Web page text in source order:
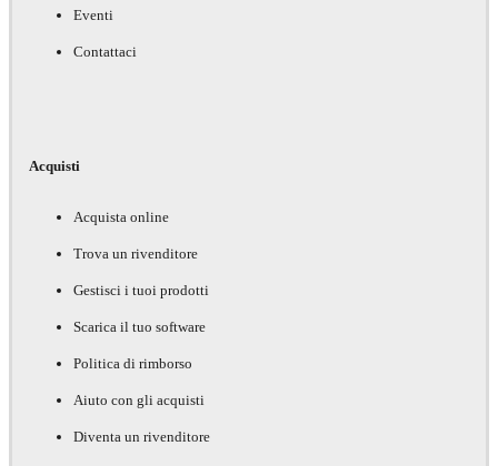
Eventi
Contattaci
Acquisti
Acquista online
Trova un rivenditore
Gestisci i tuoi prodotti
Scarica il tuo software
Politica di rimborso
Aiuto con gli acquisti
Diventa un rivenditore